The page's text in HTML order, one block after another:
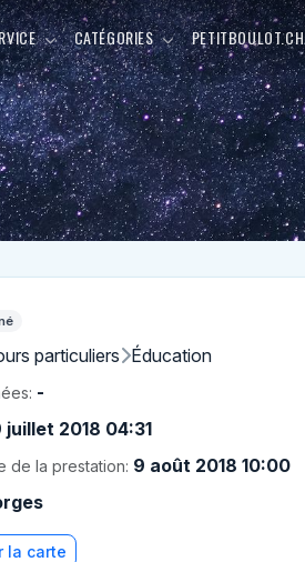
CATÉGORIES
particuliers Éducation
-
juillet 2018 04:31
de la prestation: 9 août 2018 10:00
la carte